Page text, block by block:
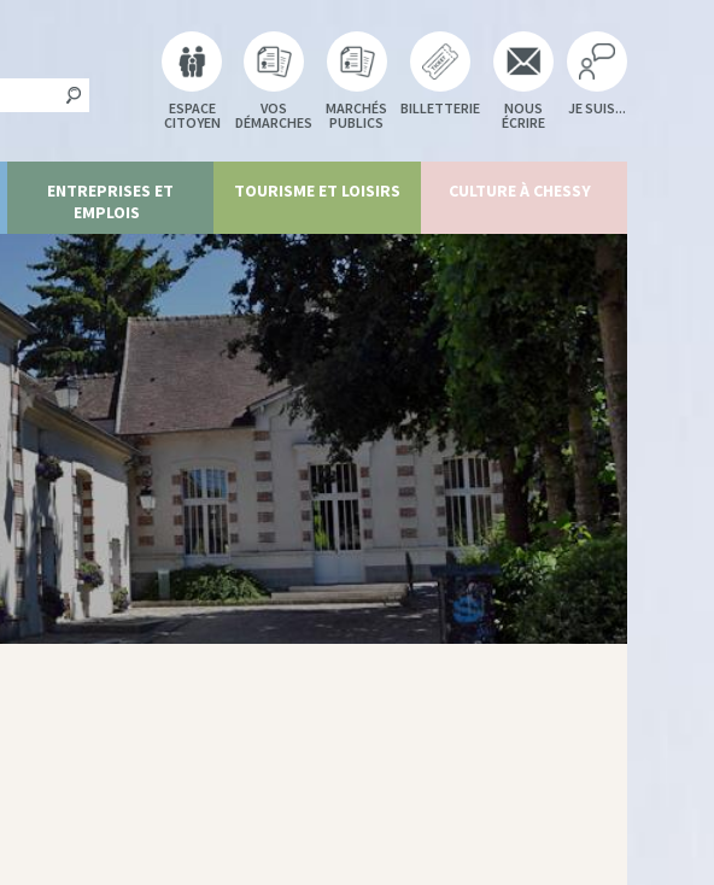
ESPACE
CITOYEN
VOS
DÉMARCHES
MARCHÉS
PUBLICS
BILLETTERIE
NOUS
ÉCRIRE
JE SUIS...
ENTREPRISES ET
EMPLOIS
TOURISME ET LOISIRS CULTURE À CHESSY